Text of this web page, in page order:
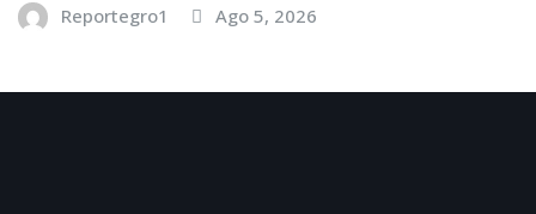
Reportegro1 Ago 5, 2026